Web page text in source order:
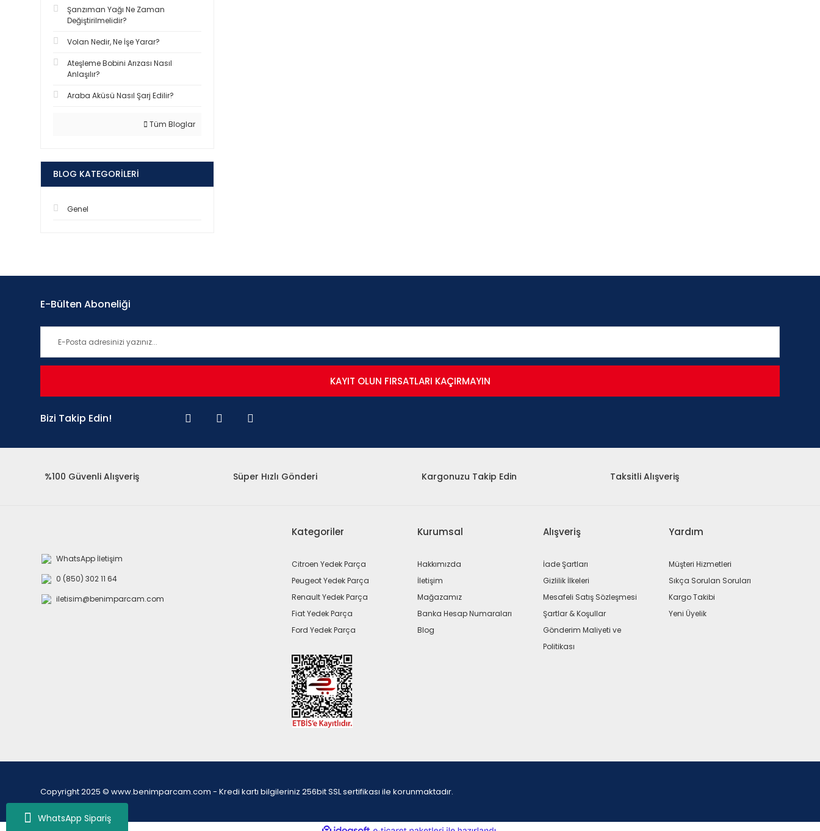
WhatsApp Sipariş
Şanzıman Yağı Ne Zaman
Değiştirilmelidir?
Volan Nedir, Ne İşe Yarar?
Ateşleme Bobini Arızası Nasıl
Anlaşılır?
Araba Aküsü Nasıl Şarj Edilir?
Tüm Bloglar
BLOG KATEGORILERI
Genel
E-Bülten Aboneliği
KAYIT OLUN FIRSATLARI KAÇIRMAYIN
Bizi Takip Edin!
%100 Güvenli Alışveriş Süper Hızlı Gönderi Kargonuzu Takip Edin Taksitli Alışveriş
WhatsApp İletişim
0 (850) 302 11 64
iletisim@benimparcam.com
Kategoriler
Citroen Yedek Parça
Peugeot Yedek Parça
Renault Yedek Parça
Fiat Yedek Parça
Ford Yedek Parça
Kurumsal
Hakkımızda
İletişim
Mağazamız
Banka Hesap Numaraları
Blog
Alışveriş
İade Şartları
Gizlilik İlkeleri
Mesafeli Satış Sözleşmesi
Şartlar & Koşullar
Gönderim Maliyeti ve
Politikası
Yardım
Müşteri Hizmetleri
Sıkça Sorulan Soruları
Kargo Takibi
Yeni Üyelik
Copyright 2025 © www.benimparcam.com - Kredi kartı bilgileriniz 256bit SSL sertifikası ile korunmaktadır.